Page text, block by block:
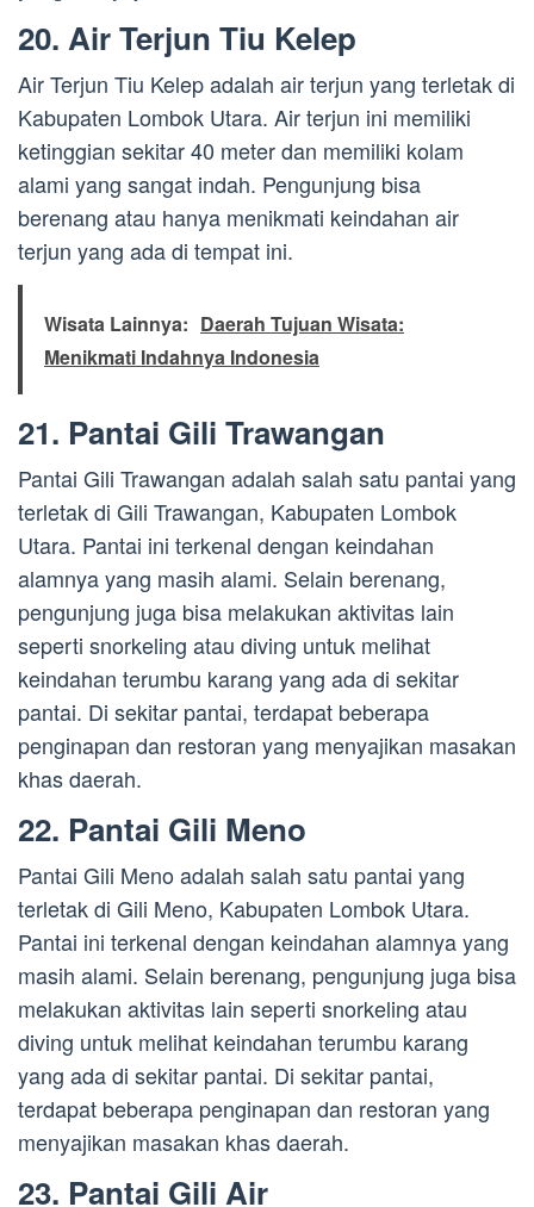
20. Air Terjun Tiu Kelep
Air Terjun Tiu Kelep adalah air terjun yang terletak di
Kabupaten Lombok Utara. Air terjun ini memiliki
ketinggian sekitar 40 meter dan memiliki kolam
alami yang sangat indah. Pengunjung bisa
berenang atau hanya menikmati keindahan air
terjun yang ada di tempat ini.
Wisata Lainnya: Daerah Tujuan Wisata:
Menikmati Indahnya Indonesia
21. Pantai Gili Trawangan
Pantai Gili Trawangan adalah salah satu pantai yang
terletak di Gili Trawangan, Kabupaten Lombok
Utara. Pantai ini terkenal dengan keindahan
alamnya yang masih alami. Selain berenang,
pengunjung juga bisa melakukan aktivitas lain
seperti snorkeling atau diving untuk melihat
keindahan terumbu karang yang ada di sekitar
pantai. Di sekitar pantai, terdapat beberapa
penginapan dan restoran yang menyajikan masakan
khas daerah.
22. Pantai Gili Meno
Pantai Gili Meno adalah salah satu pantai yang
terletak di Gili Meno, Kabupaten Lombok Utara.
Pantai ini terkenal dengan keindahan alamnya yang
masih alami. Selain berenang, pengunjung juga bisa
melakukan aktivitas lain seperti snorkeling atau
diving untuk melihat keindahan terumbu karang
yang ada di sekitar pantai. Di sekitar pantai,
terdapat beberapa penginapan dan restoran yang
menyajikan masakan khas daerah.
23. Pantai Gili Air